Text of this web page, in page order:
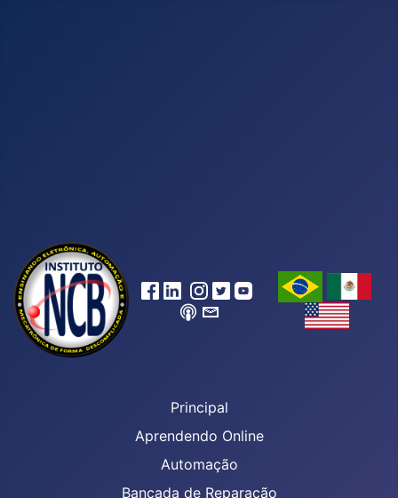
Principal
Aprendendo Online
Automação
Bancada de Reparação